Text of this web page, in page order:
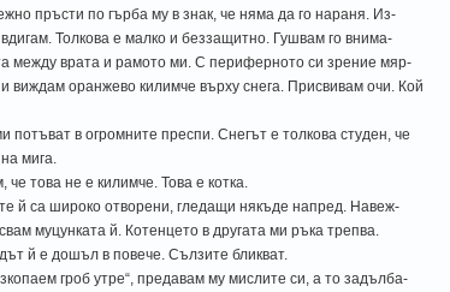
пръсти по гърба му в знак, че няма да го нараня. Из-
Толкова е малко и беззащитно. Гушвам го внима-
между врата и рамото ми. С периферното си зрение мяр-
оранжево килимче върху снега. Присвивам очи. Кой
потъват в огромните преспи. Снегът е толкова студен, че
мига.
това не е килимче. Това е котка.
й са широко отворени, гледащи някъде напред. Навеж-
муцунката й. Котенцето в другата ми ръка трепва.
й е дошъл в повече. Сълзите бликват.
гроб утре“, предавам му мислите си, а то задълба-